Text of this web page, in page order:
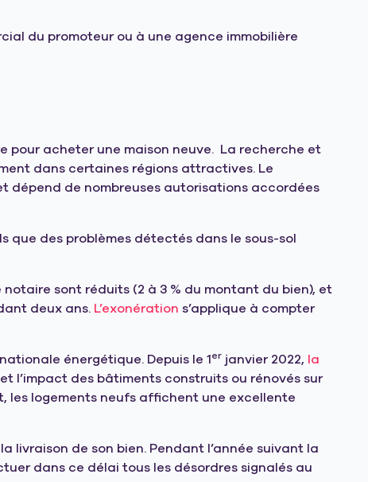
du promoteur ou à une agence immobilière
pour acheter une maison neuve. La recherche et
dans certaines régions attractives. Le
dépend de nombreuses autorisations accordées
que des problèmes détectés dans le sous-sol
notaire sont réduits (2 à 3 % du montant du bien), et
deux ans. L’exonération s’applique à compter
énergétique. Depuis le 1er janvier 2022, la
l’impact des bâtiments construits ou rénovés sur
les logements neufs affichent une excellente
livraison de son bien. Pendant l’année suivant la
dans ce délai tous les désordres signalés au